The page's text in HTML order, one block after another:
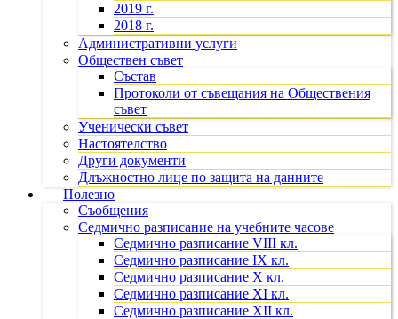
2019 г.
2018 г.
Административни услуги
Обществен съвет
Състав
Протоколи от съвещания на Обществения
съвет
Ученически съвет
Настоятелство
Други документи
Длъжностно лице по защита на данните
Полезно
Съобщения
Седмично разписание на учебните часове
Седмично разписание VIII кл.
Седмично разписание IX кл.
Седмично разписание X кл.
Седмично разписание XI кл.
Седмично разписание XII кл.